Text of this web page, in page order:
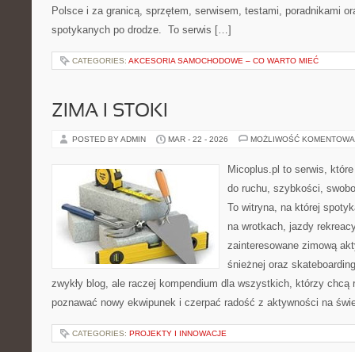
Polsce i za granicą, sprzętem, serwisem, testami, poradnikami
spotykanych po drodze. To serwis […]
CATEGORIES: AKCESORIA SAMOCHODOWE – CO WARTO MIEĆ
ZIMA I STOKI
POSTED BY ADMIN MAR - 22 - 2026 MOŻLIWOŚĆ
Micoplus.pl to serwis,
do ruchu, szybkości,
To witryna, na której
na wrotkach, jazdy
zainteresowane zimową
śnieżnej oraz
zwykły blog, ale raczej kompendium dla wszystkich, którzy chcą
poznawać nowy ekwipunek i czerpać radość z aktywności na
CATEGORIES: PROJEKTY I INNOWACJE